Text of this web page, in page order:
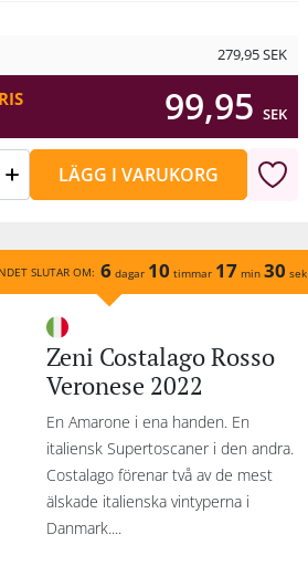
279,95SEK
99,95 SEK
LÄGG I VARUKORG
SLUTAR OM: 6dagar 10 timmar 17 min 30 sek
Zeni Costalago Rosso
Veronese 2022
En Amarone i ena handen. En
italiensk Supertoscaner i den andra.
Costalago förenar två av de mest
älskade italienska vintyperna i
Danmark....